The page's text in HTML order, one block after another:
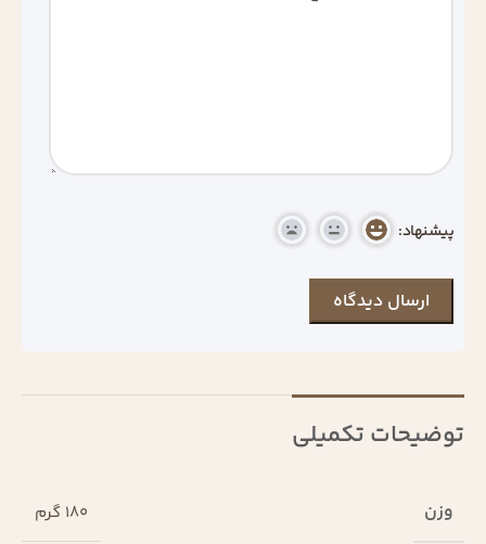
پیشنهاد:
توضیحات تکمیلی
وزن 180 گرم